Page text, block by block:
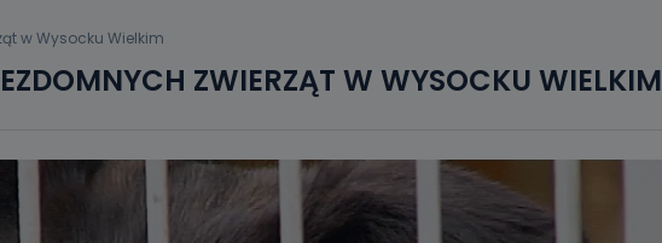
w Wysocku Wielkim
ZWIERZĄT W WYSOCKU WIELKIM